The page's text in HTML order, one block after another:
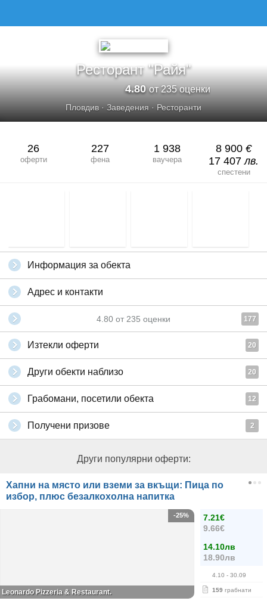
Ресторант "Райя"
4.80от 235 оценки
Пловдив· Заведения · Ресторанти
26
оферти
227
фена
1 938
ваучера
8 900 €
17 407лв.
спестени
Информация за обекта
Адрес и контакти
4.80 от 235 оценки 177
Изтекли оферти 20
Други обекти наблизо 20
Грабомани, посетили обекта 12
Получени призове 2
Други популярни оферти:
Хапни на място или вземи за вкъщи: Пица по
избор, плюс безалкохолна напитка
7.21€
9.66€
14.10лв
18.90лв
4.10 - 30.09
159 грабнати
-25%
Leonardo Pizzeria & Restaurant.